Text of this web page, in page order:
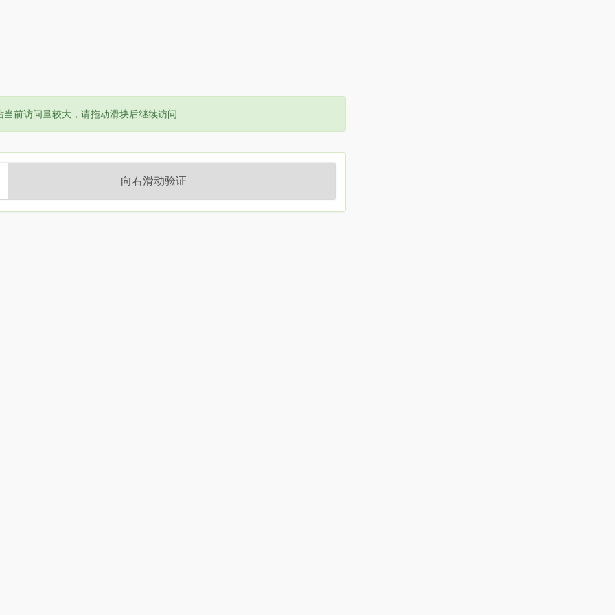
当前访问量较大，请拖动滑块后继续访问
向右滑动验证